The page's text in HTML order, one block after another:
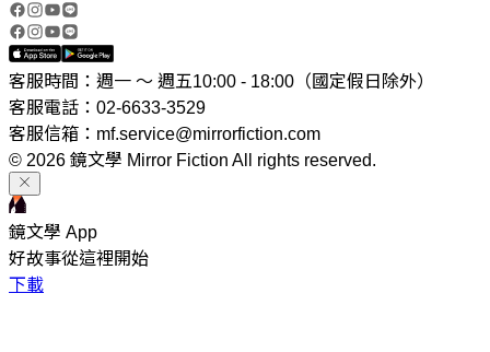
客服時間：週一 ～ 週五10:00 - 18:00（國定假日除外）
客服電話：02-6633-3529
客服信箱：mf.service@mirrorfiction.com
© 2026 鏡文學 Mirror Fiction All rights reserved.
鏡文學 App
好故事從這裡開始
下載